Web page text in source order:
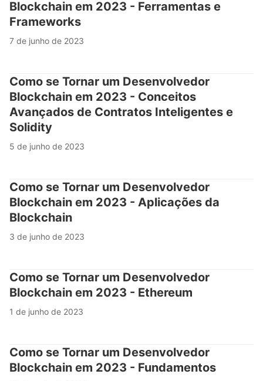
Blockchain em 2023 - Ferramentas e
Frameworks
7 de junho de 2023
Como se Tornar um Desenvolvedor
Blockchain em 2023 - Conceitos
Avançados de Contratos Inteligentes e
Solidity
5 de junho de 2023
Como se Tornar um Desenvolvedor
Blockchain em 2023 - Aplicações da
Blockchain
3 de junho de 2023
Como se Tornar um Desenvolvedor
Blockchain em 2023 - Ethereum
1 de junho de 2023
Como se Tornar um Desenvolvedor
Blockchain em 2023 - Fundamentos